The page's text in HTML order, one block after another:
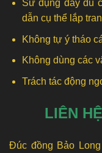
Sử dụng đầy đủ
dẫn cụ thể lắp
Không tự ý tháo
Không dùng các
Trách tác động
LIÊN
Đúc đồng Bảo